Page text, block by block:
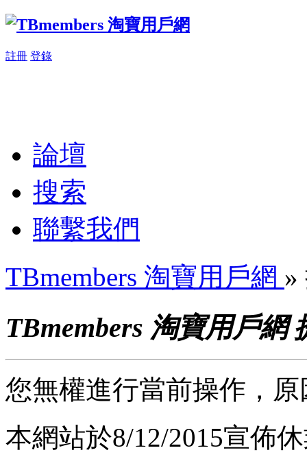
註冊 登錄
論壇
搜索
聯繫我們
TBmembers 淘寶用戶網 »
TBmembers 淘寶用戶網
您無權進行當前操作，
本網站於8/12/2015宣佈